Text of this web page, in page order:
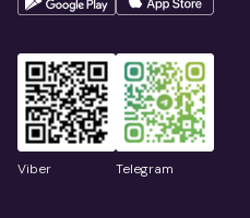
Viber Telegram